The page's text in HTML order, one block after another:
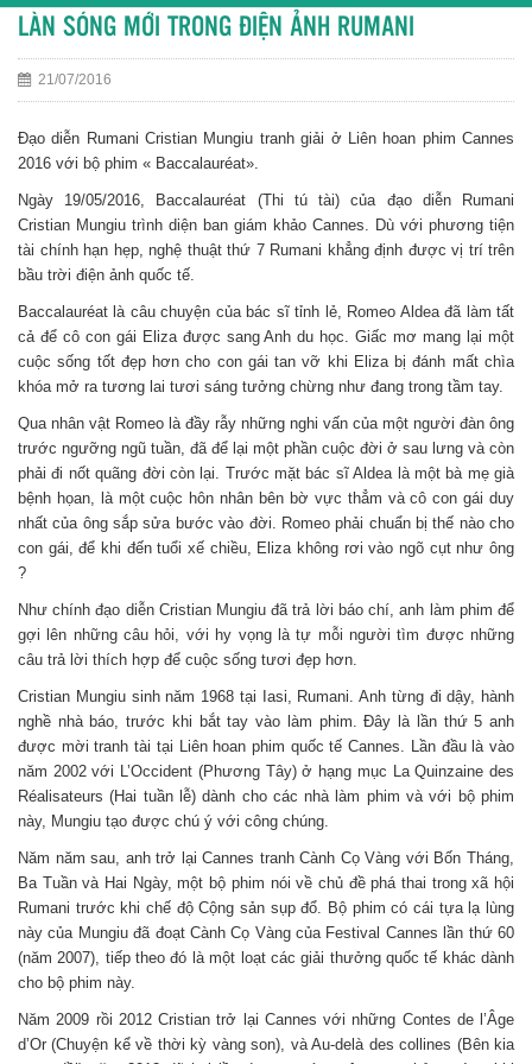
LÀN SÓNG MỚI TRONG ĐIỆN ẢNH RUMANI
21/07/2016
Đạo diễn Rumani Cristian Mungiu tranh giải ở Liên hoan phim Cannes
2016 với bộ phim « Baccalauréat».
Ngày 19/05/2016, Baccalauréat (Thi tú tài) của đạo diễn Rumani
Cristian Mungiu trình diện ban giám khảo Cannes. Dù với phương tiện
tài chính hạn hẹp, nghệ thuật thứ 7 Rumani khẳng định được vị trí trên
bầu trời điện ảnh quốc tế.
Baccalauréat là câu chuyện của bác sĩ tỉnh lẻ, Romeo Aldea đã làm tất
cả để cô con gái Eliza được sang Anh du học. Giấc mơ mang lại một
cuộc sống tốt đẹp hơn cho con gái tan vỡ khi Eliza bị đánh mất chìa
khóa mở ra tương lai tươi sáng tưởng chừng như đang trong tầm tay.
Qua nhân vật Romeo là đầy rẫy những nghi vấn của một người đàn ông
trước ngưỡng ngũ tuần, đã để lại một phần cuộc đời ở sau lưng và còn
phải đi nốt quãng đời còn lại. Trước mặt bác sĩ Aldea là một bà mẹ già
bệnh họan, là một cuộc hôn nhân bên bờ vực thẳm và cô con gái duy
nhất của ông sắp sửa bước vào đời. Romeo phải chuẩn bị thế nào cho
con gái, để khi đến tuổi xế chiều, Eliza không rơi vào ngõ cụt như ông
?
Như chính đạo diễn Cristian Mungiu đã trả lời báo chí, anh làm phim để
gợi lên những câu hỏi, với hy vọng là tự mỗi người tìm được những
câu trả lời thích hợp để cuộc sống tươi đẹp hơn.
Cristian Mungiu sinh năm 1968 tại Iasi, Rumani. Anh từng đi dậy, hành
nghề nhà báo, trước khi bắt tay vào làm phim. Đây là lần thứ 5 anh
được mời tranh tài tại Liên hoan phim quốc tế Cannes. Lần đầu là vào
năm 2002 với L’Occident (Phương Tây) ở hạng mục La Quinzaine des
Réalisateurs (Hai tuần lễ) dành cho các nhà làm phim và với bộ phim
này, Mungiu tạo được chú ý với công chúng.
Năm năm sau, anh trở lại Cannes tranh Cành Cọ Vàng với Bốn Tháng,
Ba Tuần và Hai Ngày, một bộ phim nói về chủ đề phá thai trong xã hội
Rumani trước khi chế độ Cộng sản sụp đổ. Bộ phim có cái tựa lạ lùng
này của Mungiu đã đoạt Cành Cọ Vàng của Festival Cannes lần thứ 60
(năm 2007), tiếp theo đó là một loạt các giải thưởng quốc tế khác dành
cho bộ phim này.
Năm 2009 rồi 2012 Cristian trở lại Cannes với những Contes de l’Âge
d’Or (Chuyện kể về thời kỳ vàng son), và Au-delà des collines (Bên kia